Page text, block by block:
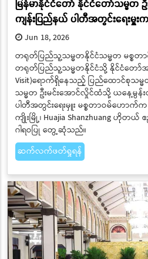
မြန်မာနိုင်ငံတော် နိုင်ငံတော်သမ္မတ
ကျန်းပြည်နယ် ပါတီအတွင်းရေးမှူ
Jun 18, 2026
တရုတ်ပြည်သူ့သမ္မတနိုင်ငံသမ္မတ မစ္စတာ
တရုတ်ပြည်သူ့သမ္မတနိုင်ငံသို့ နိုင်ငံတော်အဆ
Visit)ရောက်ရှိနေသည့် ပြည်ထောင်စုသမ္
သမ္မတ ဦးမင်းအောင်လှိုင်ထံသို့ ယနေ့မွန်
ပါတီအတွင်းရေးမှူး မစ္စတာဝမ်ဟော
ကျိုးမြို့၊ Huajia Shanzhuang ဟိုတ
ဂါရဝပြု တွေ့ဆုံသည်။
ဆက်လက်ဖတ်ရှုရန်